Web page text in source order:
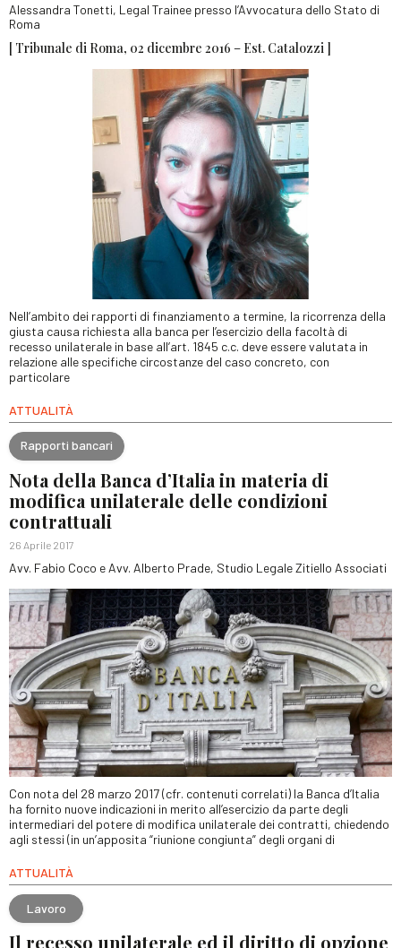
Alessandra Tonetti, Legal Trainee presso l’Avvocatura dello Stato di
Roma
[ Tribunale di Roma, 02 dicembre 2016 – Est. Catalozzi ]
Nell’ambito dei rapporti di finanziamento a termine, la ricorrenza della
giusta causa richiesta alla banca per l’esercizio della facoltà di
recesso unilaterale in base all’art. 1845 c.c. deve essere valutata in
relazione alle specifiche circostanze del caso concreto, con
particolare
ATTUALITÀ
Rapporti bancari
Nota della Banca d’Italia in materia di
modifica unilaterale delle condizioni
contrattuali
26 Aprile 2017
Avv. Fabio Coco e Avv. Alberto Prade, Studio Legale Zitiello Associati
Con nota del 28 marzo 2017 (cfr. contenuti correlati) la Banca d’Italia
ha fornito nuove indicazioni in merito all’esercizio da parte degli
intermediari del potere di modifica unilaterale dei contratti, chiedendo
agli stessi (in un’apposita “riunione congiunta” degli organi di
ATTUALITÀ
Lavoro
Il recesso unilaterale ed il diritto di opzione